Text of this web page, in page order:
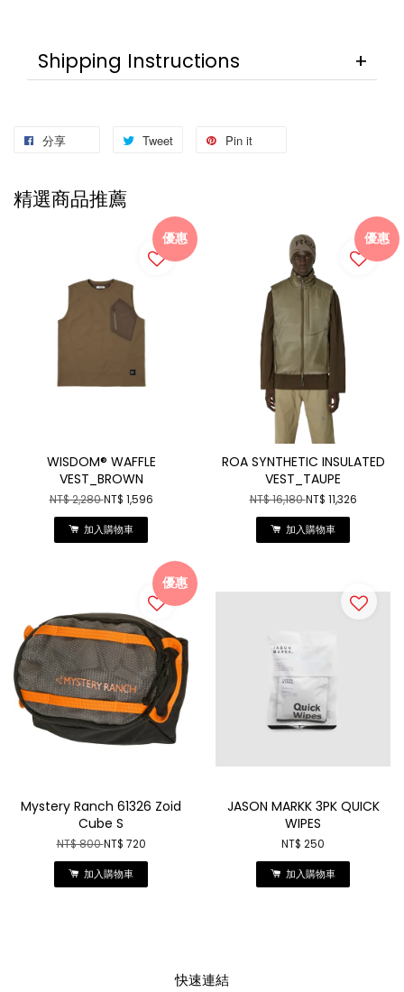
Shipping Instructions
分享 Tweet Pin it
精選商品推薦
優惠
WISDOM® WAFFLE
VEST_BROWN
NT$ 2,280NT$ 1,596
加入購物車
優惠
ROA SYNTHETIC INSULATED
VEST_TAUPE
NT$ 16,180NT$ 11,326
加入購物車
優惠
Mystery Ranch 61326 Zoid
Cube S
NT$ 800NT$ 720
加入購物車
JASON MARKK 3PK QUICK
WIPES
NT$ 250
加入購物車
快速連結